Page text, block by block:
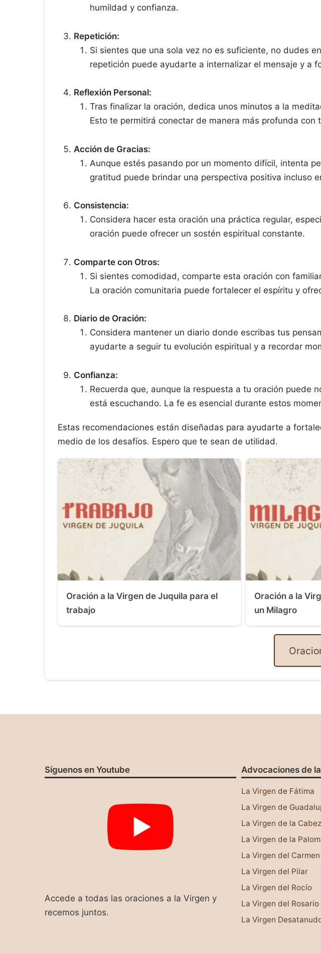
humildad y confianza.
Repetición:
Si sientes que una sola vez no es suficiente, no dudes
repetición puede ayudarte a internalizar el mensaje y a
Reflexión Personal:
Tras finalizar la oración, dedica unos minutos a la
Esto te permitirá conectar de manera más profunda con
Acción de Gracias:
Aunque estés pasando por un momento difícil, intenta
gratitud puede brindar una perspectiva positiva incluso
Consistencia:
Considera hacer esta oración una práctica regular,
oración puede ofrecer un sostén espiritual constante.
Comparte con Otros:
Si sientes comodidad, comparte esta oración con
La oración comunitaria puede fortalecer el espíritu y
Diario de Oración:
Considera mantener un diario donde escribas tus
ayudarte a seguir tu evolución espiritual y a recordar
Confianza:
Recuerda que, aunque la respuesta a tu oración puede
está escuchando. La fe es esencial durante estos
Estas recomendaciones están diseñadas para ayudarte a
medio de los desafíos. Espero que te sean de utilidad.
Oración a la Virgen de Juquila para el
trabajo
Oración a la
un Milagro
Síguenos en Youtube
Accede a todas las oraciones a la Virgen y
recemos juntos.
Advocaciones de
La Virgen de Fátima
La Virgen de
La Virgen de la
La Virgen de la
La Virgen del Carmen
La Virgen del Pilar
La Virgen del Rocío
La Virgen del Rosario
La Virgen